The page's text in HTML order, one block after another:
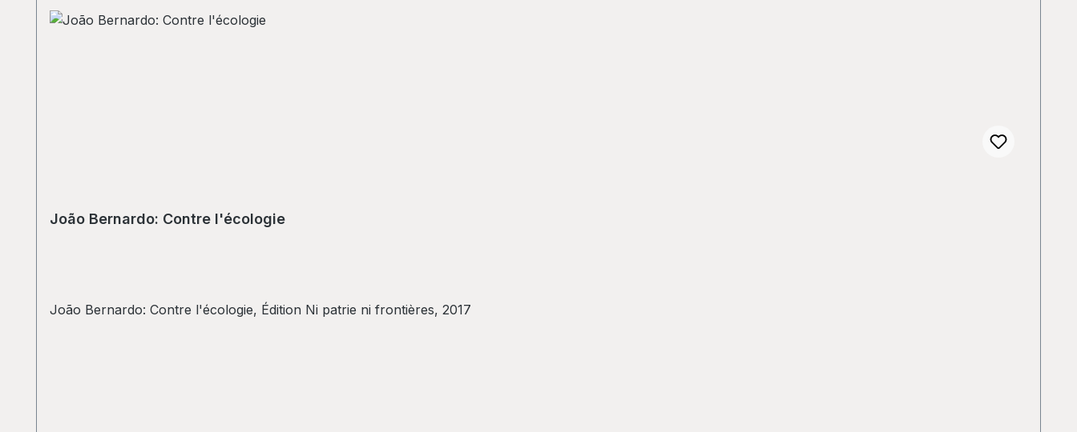
João Bernardo: Contre l'écologie
João Bernardo: Contre l'écologie, Édition Ni patrie ni frontières, 2017